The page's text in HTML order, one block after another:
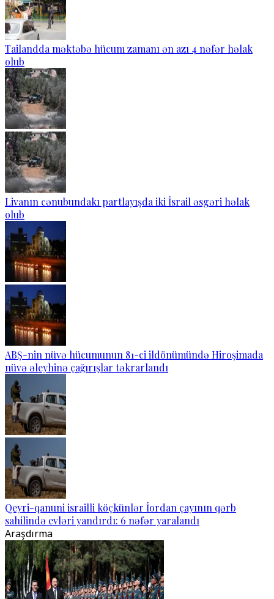
Tailandda məktəbə hücum zamanı ən azı 4 nəfər həlak
olub
Livanın cənubundakı partlayışda iki İsrail əsgəri həlak
olub
ABŞ-nin nüvə hücumunun 81-ci ildönümündə Hiroşimada
nüvə əleyhinə çağırışlar təkrarlandı
Qeyri-qanuni israilli köçkünlər İordan çayının qərb
sahilində evləri yandırdı: 6 nəfər yaralandı
Araşdırma